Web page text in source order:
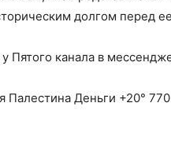
долгом перед
Пятого канала в
Палестина Деньги +20°